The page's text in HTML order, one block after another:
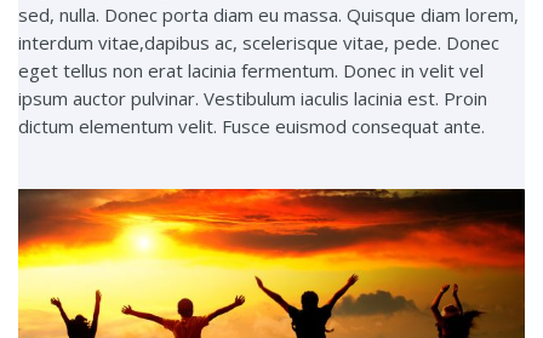
sed, nulla. Donec porta diam eu massa. Quisque diam lorem,
interdum vitae,dapibus ac, scelerisque vitae, pede. Donec
eget tellus non erat lacinia fermentum. Donec in velit vel
ipsum auctor pulvinar. Vestibulum iaculis lacinia est. Proin
dictum elementum velit. Fusce euismod consequat ante.